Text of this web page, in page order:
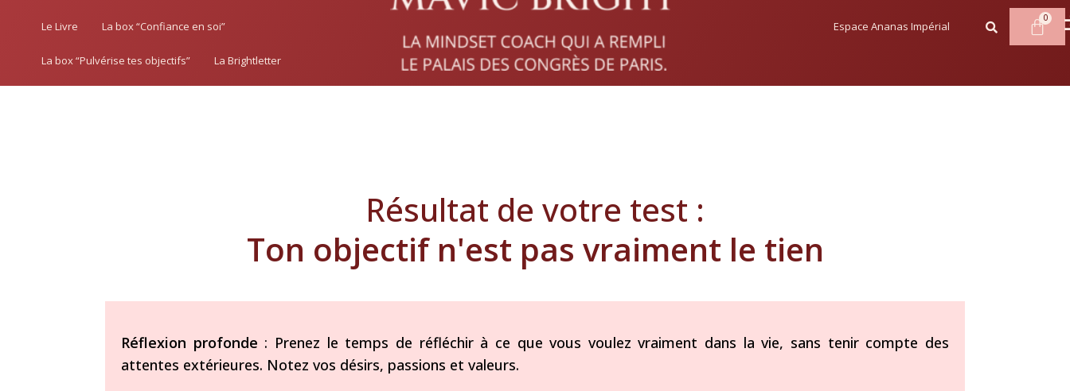
Le Livre La box “Confiance en soi”
La box “Pulvérise tes objectifs” La Brightletter
Espace Ananas Impérial
Résultat de votre test :
Ton objectif n'est pas vraiment le tien
Réflexion profonde : Prenez le temps de réfléchir à ce que vous voulez vraiment dans la vie, sans tenir compte des
attentes extérieures. Notez vos désirs, passions et valeurs.